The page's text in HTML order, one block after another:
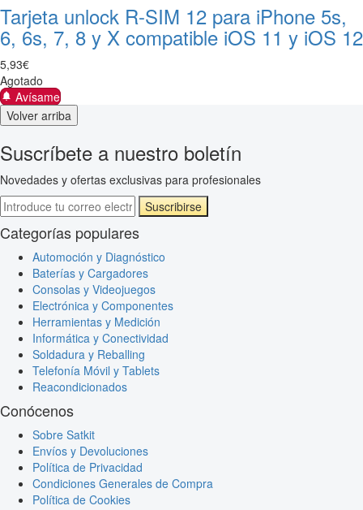
Tarjeta unlock R-SIM 12 para iPhone 5s,
6, 6s, 7, 8 y X compatible iOS 11 y iOS 12
5,93€
Agotado
Avísame
Volver arriba
Suscríbete a nuestro boletín
Novedades y ofertas exclusivas para profesionales
Suscribirse
Categorías populares
Automoción y Diagnóstico
Baterías y Cargadores
Consolas y Videojuegos
Electrónica y Componentes
Herramientas y Medición
Informática y Conectividad
Soldadura y Reballing
Telefonía Móvil y Tablets
Reacondicionados
Conócenos
Sobre Satkit
Envíos y Devoluciones
Política de Privacidad
Condiciones Generales de Compra
Política de Cookies